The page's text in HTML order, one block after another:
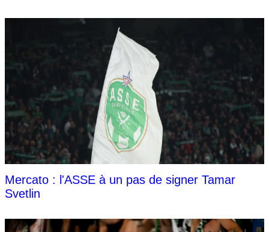
Mercato : l'ASSE à un pas de signer Tamar
Svetlin